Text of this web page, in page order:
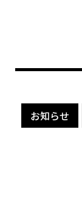
お知らせ